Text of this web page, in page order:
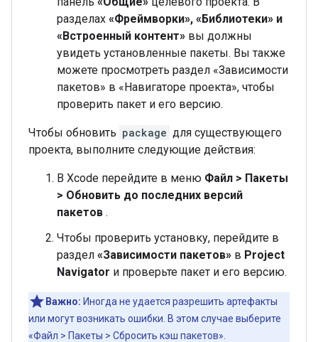
разделах «Фреймворки», «Библиотеки» и
«Встроенный контент» вы должны
увидеть установленные пакеты. Вы также
можете просмотреть раздел «Зависимости
пакетов» в «Навигаторе проекта», чтобы
проверить пакет и его версию.
Чтобы обновить package для существующего
проекта, выполните следующие действия:
В Xcode перейдите в меню Файл > Пакеты
> Обновить до последних версий
пакетов .
Чтобы проверить установку, перейдите в
раздел «Зависимости пакетов» в Project
Navigator и проверьте пакет и его версию.
Важно: Иногда не удается разрешить артефакты
или могут возникать ошибки. В этом случае выберите
«Файл > Пакеты > Сбросить кэш пакетов».